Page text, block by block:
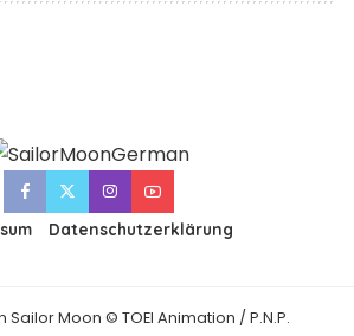
Datenschutzerklärung
Sailor Moon © TOEI Animation / P.N.P.